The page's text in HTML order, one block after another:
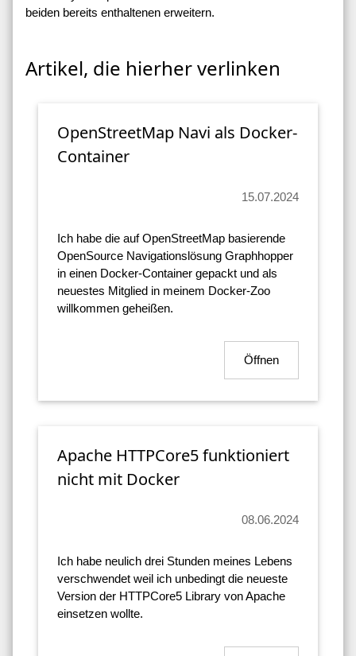
beiden bereits enthaltenen erweitern.
Artikel, die hierher verlinken
OpenStreetMap Navi als Docker-
Container
15.07.2024
Ich habe die auf OpenStreetMap basierende
OpenSource Navigationslösung Graphhopper
in einen Docker-Container gepackt und als
neuestes Mitglied in meinem Docker-Zoo
willkommen geheißen.
Öffnen
Apache HTTPCore5 funktioniert
nicht mit Docker
08.06.2024
Ich habe neulich drei Stunden meines Lebens
verschwendet weil ich unbedingt die neueste
Version der HTTPCore5 Library von Apache
einsetzen wollte.